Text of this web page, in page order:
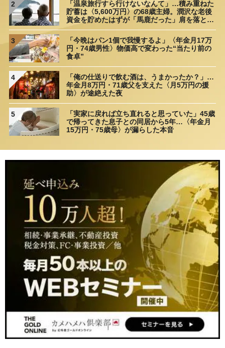
2
「温泉旅行すら行けないなんて」…積み重ねた
貯蓄は〈5,600万円〉の68歳主婦。潤沢な老後
資金を貯めたはずが「馬鹿だった」肩を落とす
3
「今晩はパン1個で我慢するよ」〈年金月17万
円・74歳男性〉物価高で変わった“当たり前の
食卓”
4
「俺の仕送りで飲む酒は、うまかったか？」…
年金月8万円・71歳父を支えた〈月5万円の援
助〉が途絶えた夜
5
「実家に戻れば立ち直れると思っていた」45歳
で帰ってきた息子との同居から5年…〈年金月
15万円・75歳母〉が漏らした本音